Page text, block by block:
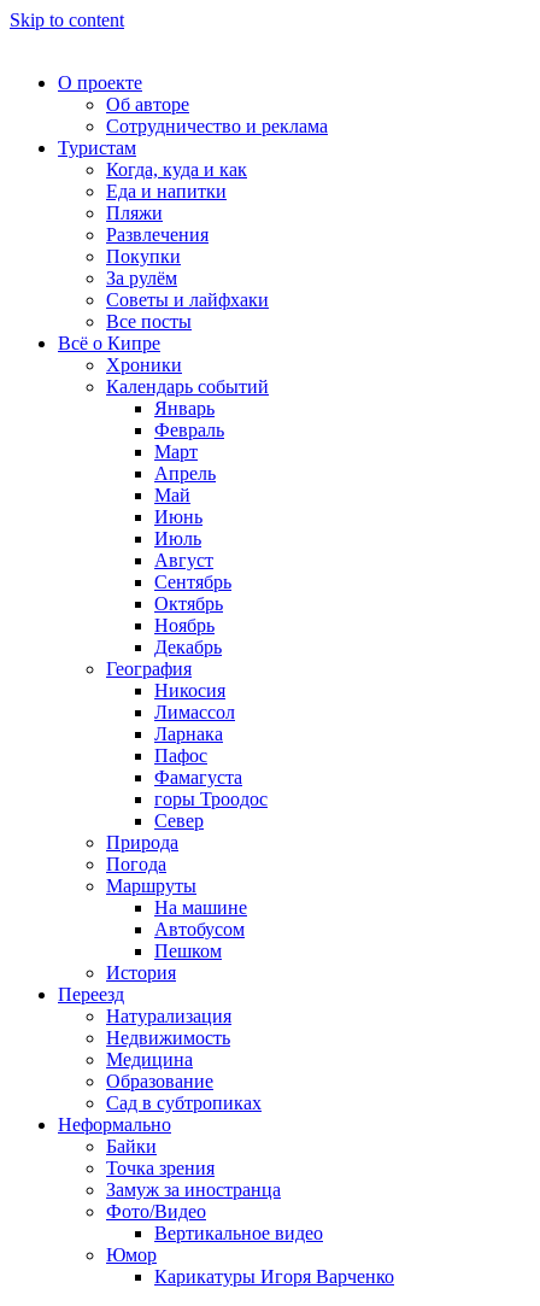
Skip to content
О проекте
Об авторе
Сотрудничество и реклама
Туристам
Когда, куда и как
Еда и напитки
Пляжи
Развлечения
Покупки
За рулём
Советы и лайфхаки
Все посты
Всё о Кипре
Хроники
Календарь событий
Январь
Февраль
Март
Апрель
Май
Июнь
Июль
Август
Сентябрь
Октябрь
Ноябрь
Декабрь
География
Никосия
Лимассол
Ларнака
Пафос
Фамагуста
горы Троодос
Север
Природа
Погода
Маршруты
На машине
Автобусом
Пешком
История
Переезд
Натурализация
Недвижимость
Медицина
Образование
Сад в субтропиках
Неформально
Байки
Точка зрения
Замуж за иностранца
Фото/Видео
Вертикальное видео
Юмор
Карикатуры Игоря Варченко